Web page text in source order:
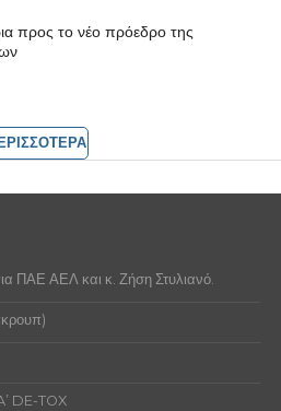
προς το νέο πρόεδρο της
ΠΑΕ ΑΕΛ και κ. Ζήση Στυλιανό.
DE-TOX